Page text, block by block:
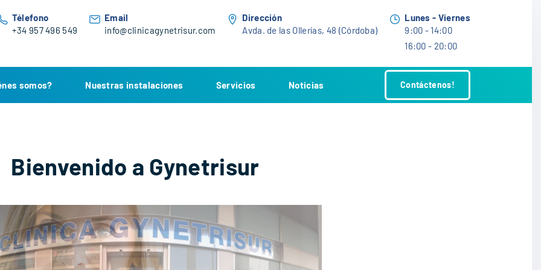
Télefono
+34 957 496 549
Email
info@clinicagynetrisur.com
Dirección
Avda. de las Ollerías, 48 (Córdoba)
Lunes - Viernes
9:00 - 14:00
16:00 - 20:00
somos? Nuestras instalaciones Servicios Noticias Contáctenos!
Bienvenido a Gynetrisur